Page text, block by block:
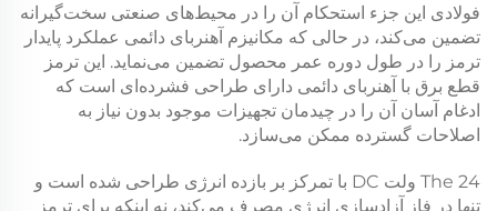
فولادی این جزء استحکام آن را در محیط‌های صنعتی سخت‌گیرانه
تضمین می‌کند، در حالی که مکانیزم آهنربای دائمی عملکرد پایدار
ترمز را در طول دوره عمر محصول تضمین می‌نماید. این ترمز
قطع برق با آهنربای دائمی دارای طراحی فشرده‌ای است که
ادغام آسان آن را در چیدمان تجهیزات موجود بدون نیاز به
اصلاحات گسترده ممکن می‌سازد.
The 24 ولت DC
با تمرکز بر بازده انرژی طراحی شده است و
تنها در فاز آزادسازی انرژی مصرف می‌کند، نه اینکه برای ترمز